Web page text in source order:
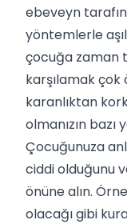
ebeveyn
yöntemlerle
çocuğa zaman
karşılamak çok
karanlıktan
olmanızın bazı
Çocuğunuza
ciddi olduğunu
önüne alın.
olacağı gibi